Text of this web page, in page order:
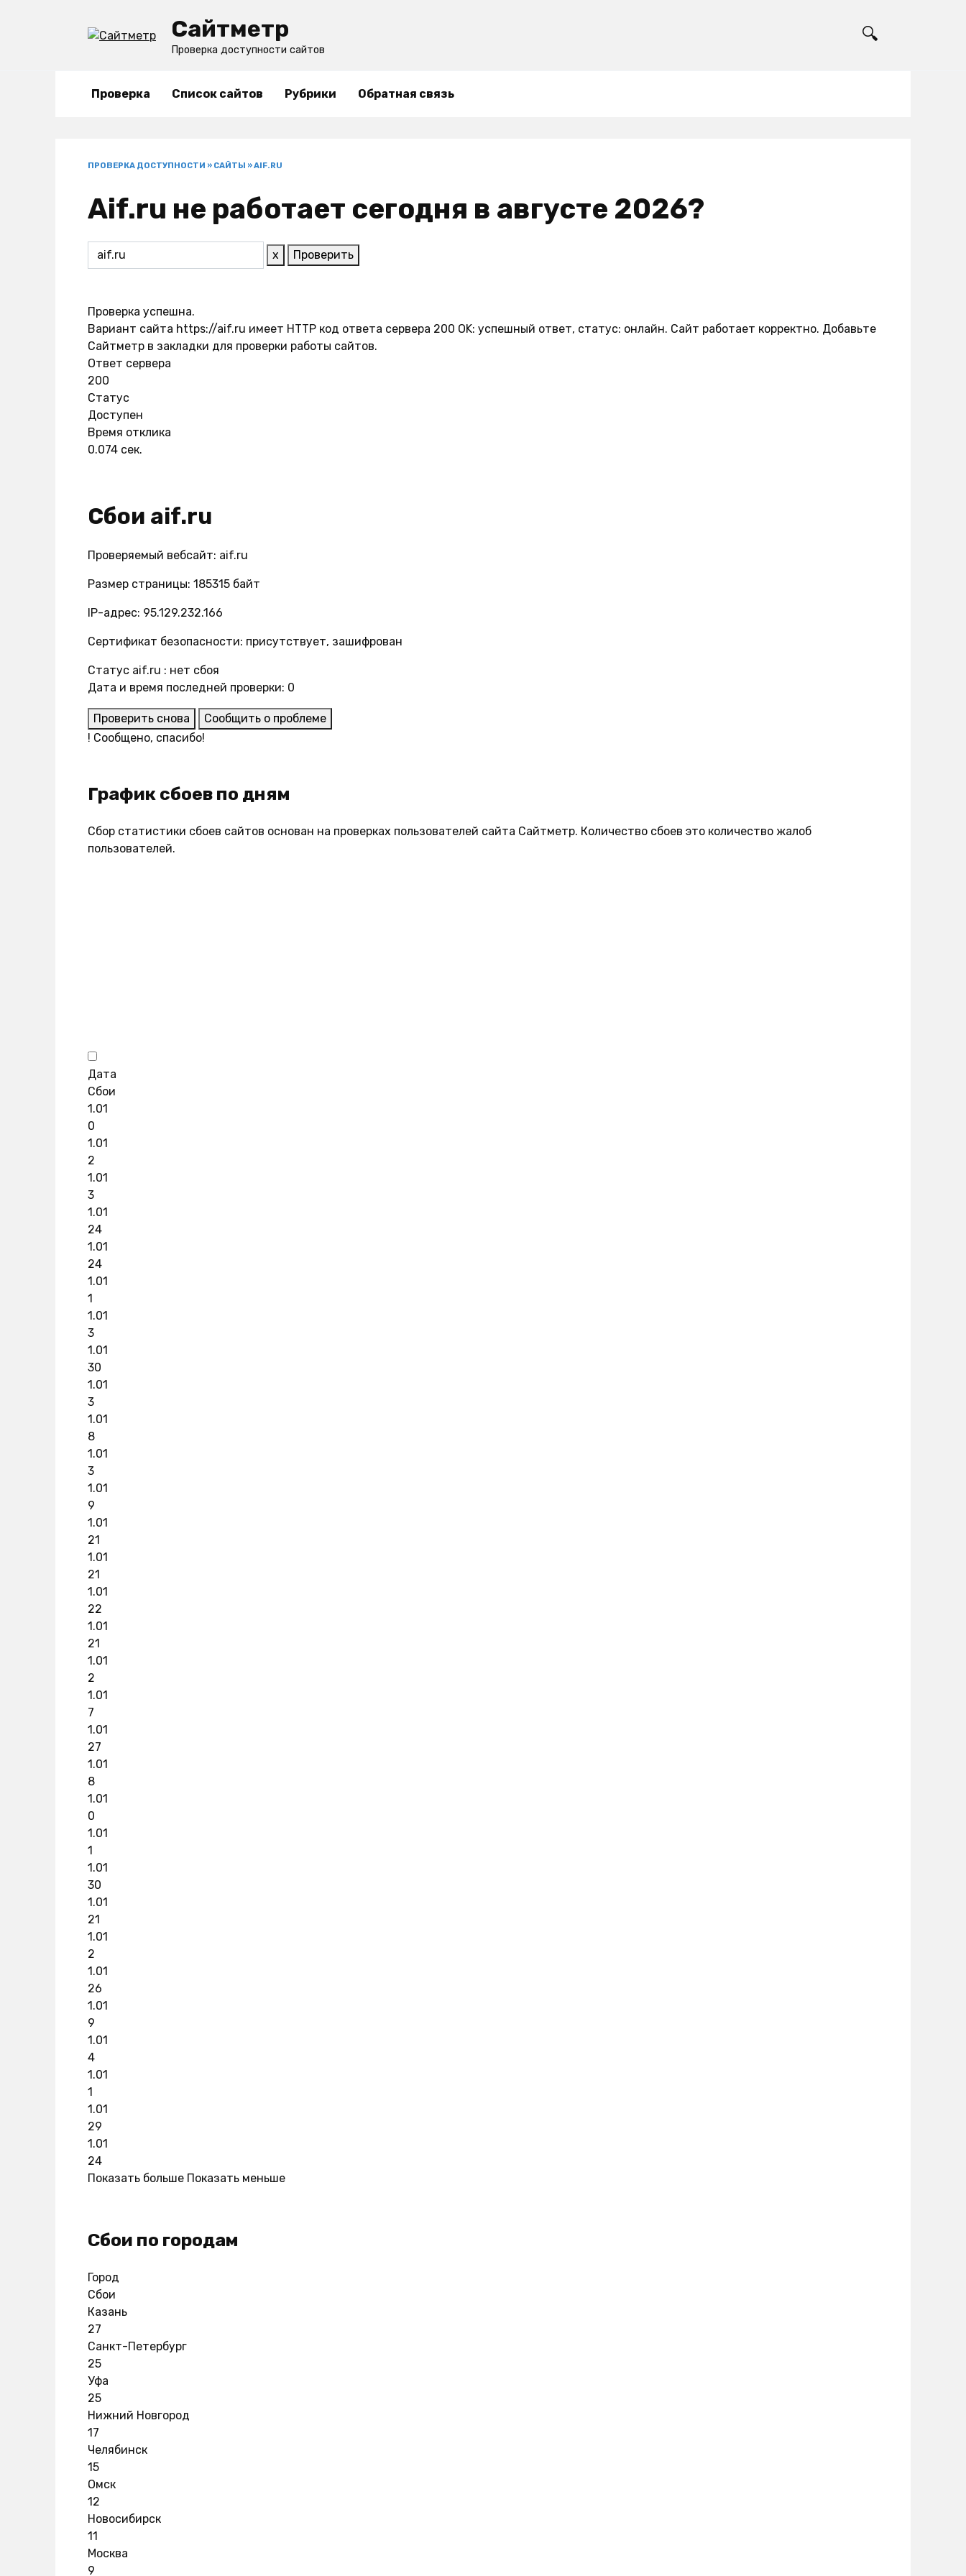
Сайтметр
Проверка доступности сайтов
Проверка Список сайтов Рубрики Обратная связь
ПРОВЕРКА ДОСТУПНОСТИ » САЙТЫ »AIF.RU
Aif.ru не работает сегодня в августе 2026?
x Проверить
Проверка успешна.
Вариант сайта https://aif.ru имеет HTTP код ответа сервера 200 OK: успешный ответ, статус: онлайн. Сайт работает корректно. Добавьте
Сайтметр в закладки для проверки работы сайтов.
Ответ сервера
200
Статус
Доступен
Время отклика
0.074 сек.
Сбои aif.ru
Проверяемый вебсайт: aif.ru
Размер страницы: 185315 байт
IP-адрес: 95.129.232.166
Сертификат безопасности: присутствует, зашифрован
Статус aif.ru : нет сбоя
Дата и время последней проверки: 0
Проверить снова
Сообщить о проблеме
! Сообщено, спасибо!
График сбоев по дням
Сбор статистики сбоев сайтов основан на проверках пользователей сайта Сайтметр. Количество сбоев это количество жалоб
пользователей.
Дата
Сбои
1.01
0
1.01
2
1.01
3
1.01
24
1.01
24
1.01
1
1.01
3
1.01
30
1.01
3
1.01
8
1.01
3
1.01
9
1.01
21
1.01
21
1.01
22
1.01
21
1.01
2
1.01
7
1.01
27
1.01
8
1.01
0
1.01
1
1.01
30
1.01
21
1.01
2
1.01
26
1.01
9
1.01
4
1.01
1
1.01
29
1.01
24
Показать больше Показать меньше
Сбои по городам
Город
Сбои
Казань
27
Санкт-Петербург
25
Уфа
25
Нижний Новгород
17
Челябинск
15
Омск
12
Новосибирск
11
Москва
9